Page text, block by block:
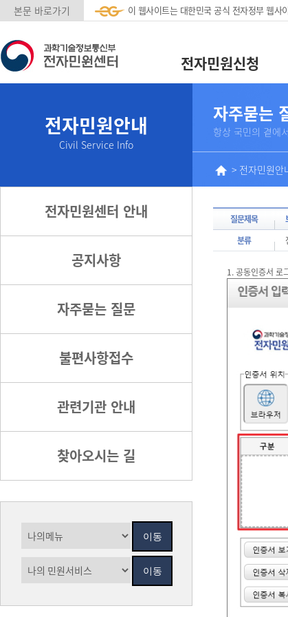
본문 바로가기 이 웹사이트는 대한민국 공식 전자정부 웹사
전자민원신청
전자민원안내
Civil Service Info
전자민원센터 안내
공지사항
자주묻는 질문
불편사항접수
관련기관 안내
찾아오시는 길
자주묻는
항상 국민의 곁에
> 전자민원안
질문제목
분류
1. 공동인증서